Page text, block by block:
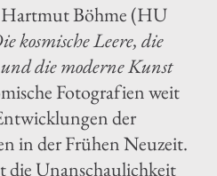
Böhme (HU
kosmische Leere, die
die moderne Kunst
Fotografien weit
der
in der Frühen Neuzeit.
die Unanschaulichkeit